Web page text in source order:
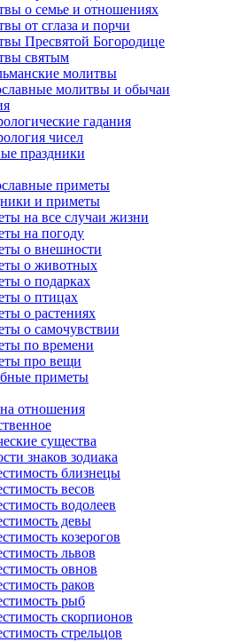
о семье и отношениях
от сглаза и порчи
Пресвятой Богородице
святым
молитвы
молитвы и обычаи
гадания
чисел
праздники
приметы
и приметы
на все случаи жизни
на погоду
о внешности
о животных
о подарках
о птицах
о растениях
о самочувствии
по времени
про вещи
приметы
отношения
существа
знаков зодиака
близнецы
весов
водолеев
девы
козерогов
львов
овнов
раков
рыб
скорпионов
стрельцов